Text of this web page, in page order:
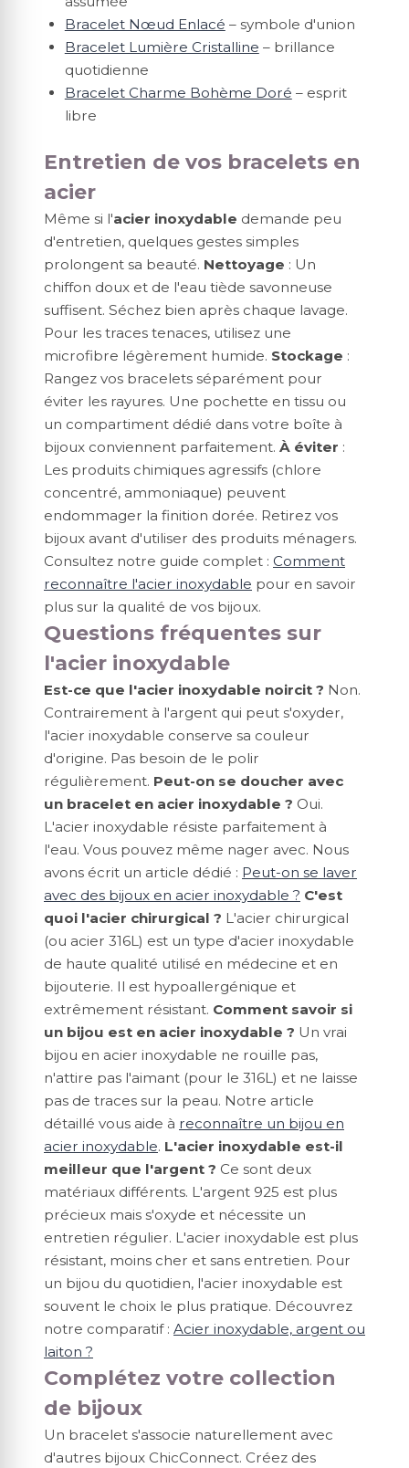
Bracelet Nœud Enlacé – symbole d'union
Bracelet Lumière Cristalline – brillance
quotidienne
Bracelet Charme Bohème Doré – esprit
libre
Entretien de vos bracelets en
acier
Même si l'acier inoxydable demande peu
d'entretien, quelques gestes simples
prolongent sa beauté. Nettoyage : Un
chiffon doux et de l'eau tiède savonneuse
suffisent. Séchez bien après chaque lavage.
Pour les traces tenaces, utilisez une
microfibre légèrement humide. Stockage :
Rangez vos bracelets séparément pour
éviter les rayures. Une pochette en tissu ou
un compartiment dédié dans votre boîte à
bijoux conviennent parfaitement. À éviter :
Les produits chimiques agressifs (chlore
concentré, ammoniaque) peuvent
endommager la finition dorée. Retirez vos
bijoux avant d'utiliser des produits ménagers.
Consultez notre guide complet : Comment
reconnaître l'acier inoxydable pour en savoir
plus sur la qualité de vos bijoux.
Questions fréquentes sur
l'acier inoxydable
Est-ce que l'acier inoxydable noircit ? Non.
Contrairement à l'argent qui peut s'oxyder,
l'acier inoxydable conserve sa couleur
d'origine. Pas besoin de le polir
régulièrement. Peut-on se doucher avec
un bracelet en acier inoxydable ? Oui.
L'acier inoxydable résiste parfaitement à
l'eau. Vous pouvez même nager avec. Nous
avons écrit un article dédié : Peut-on se laver
avec des bijoux en acier inoxydable ? C'est
quoi l'acier chirurgical ? L'acier chirurgical
(ou acier 316L) est un type d'acier inoxydable
de haute qualité utilisé en médecine et en
bijouterie. Il est hypoallergénique et
extrêmement résistant. Comment savoir si
un bijou est en acier inoxydable ? Un vrai
bijou en acier inoxydable ne rouille pas,
n'attire pas l'aimant (pour le 316L) et ne laisse
pas de traces sur la peau. Notre article
détaillé vous aide à reconnaître un bijou en
acier inoxydable. L'acier inoxydable est-il
meilleur que l'argent ? Ce sont deux
matériaux différents. L'argent 925 est plus
précieux mais s'oxyde et nécessite un
entretien régulier. L'acier inoxydable est plus
résistant, moins cher et sans entretien. Pour
un bijou du quotidien, l'acier inoxydable est
souvent le choix le plus pratique. Découvrez
notre comparatif : Acier inoxydable, argent ou
laiton ?
Complétez votre collection
de bijoux
Un bracelet s'associe naturellement avec
d'autres bijoux ChicConnect. Créez des